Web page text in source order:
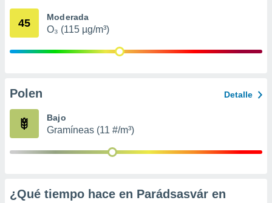
mediante
publicidad
de
45 Moderada
O₃ (115 µg/m³)
Polen Detalle
Bajo
Gramíneas (11 #/m³)
¿Qué tiempo hace en Parádsasvár en